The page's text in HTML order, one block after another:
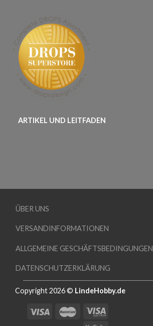
ARTIKEL UND LEITFADEN
ÜBER UNS
VERSANDINFORMATIONEN
ALLGEMEINE GESCHÄFTSBEDINGUNGEN
DATENSCHUTZERKLÄRUNG
Copyright 2026 © LindeHobby.de